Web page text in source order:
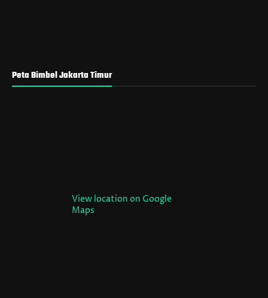
Peta Bimbel Jakarta Timur
View location on Google
Maps